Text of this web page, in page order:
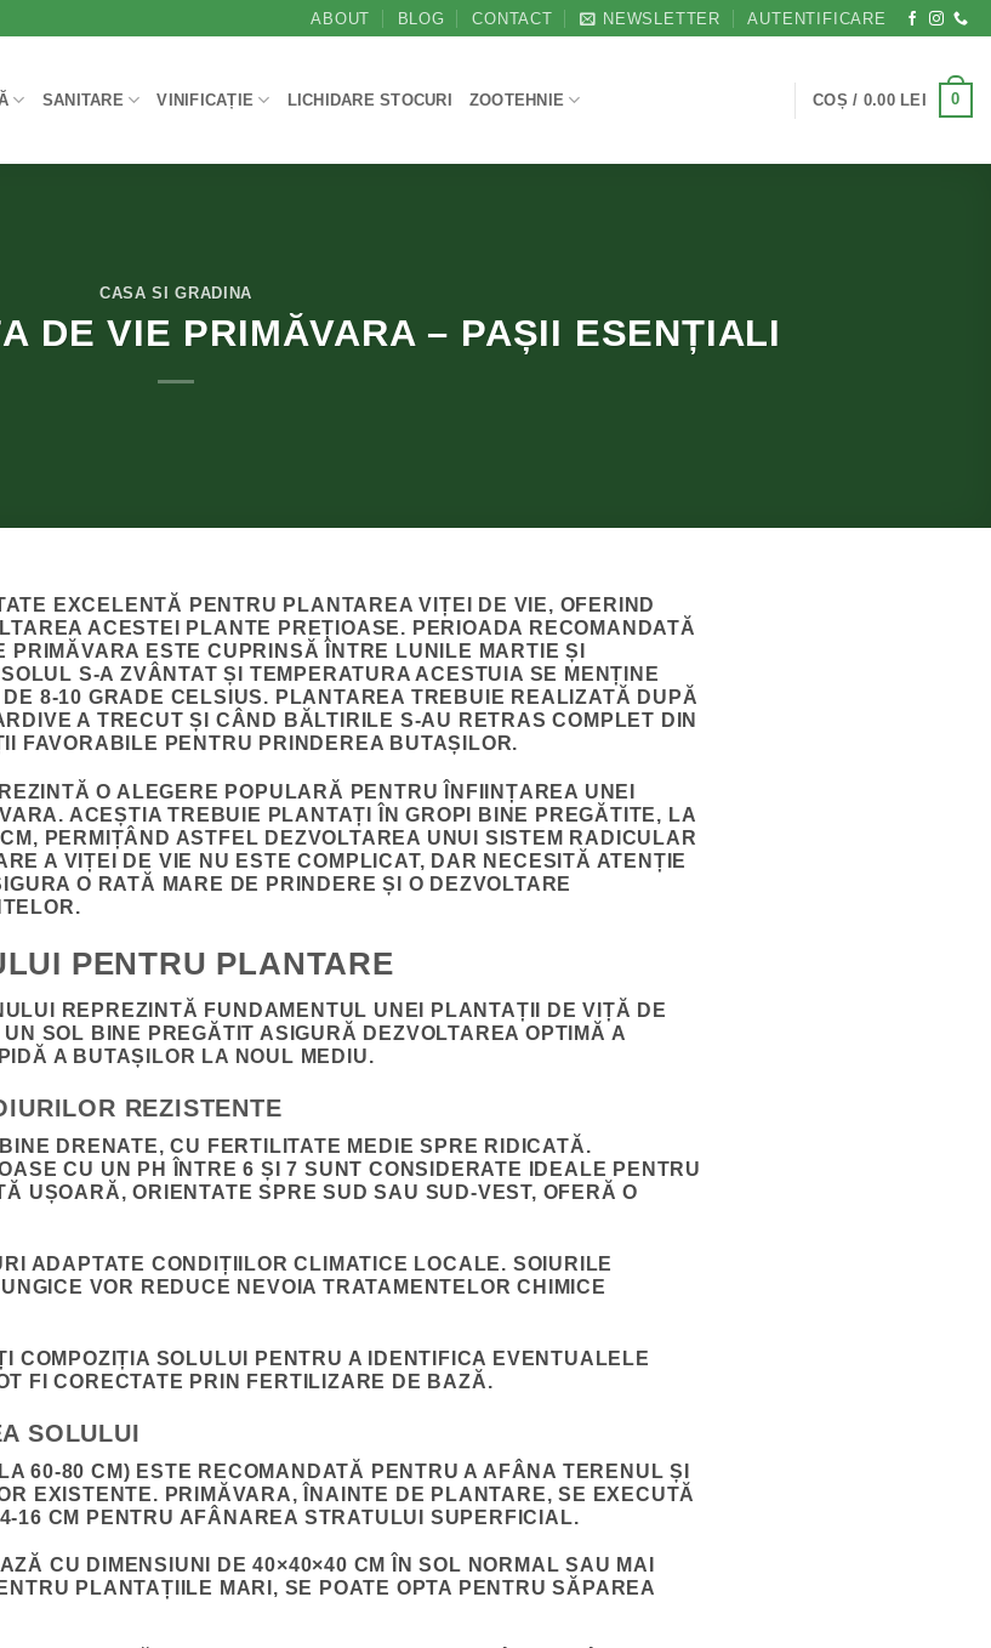
ABOUT BLOG CONTACT NEWSLETTER AUTENTIFICARE
SANITARE VINIFICAȚIE LICHIDARE STOCURI ZOOTEHNIE COȘ / 0.00 LEI 0
CASA SI GRADINA
DE VIE PRIMĂVARA – PAȘII ESENȚIALI
EXCELENTĂ PENTRU PLANTAREA VIȚEI DE VIE, OFERIND
ACESTEI PLANTE PREȚIOASE. PERIOADA RECOMANDATĂ
PRIMĂVARA ESTE CUPRINSĂ ÎNTRE LUNILE MARTIE ȘI
S-A ZVÂNTAT ȘI TEMPERATURA ACESTUIA SE MENȚINE
8-10 GRADE CELSIUS. PLANTAREA TREBUIE REALIZATĂ DUPĂ
A TRECUT ȘI CÂND BĂLTIRILE S-AU RETRAS COMPLET DIN
FAVORABILE PENTRU PRINDEREA BUTAȘILOR.
O ALEGERE POPULARĂ PENTRU ÎNFIINȚAREA UNEI
ACEȘTIA TREBUIE PLANTAȚI ÎN GROPI BINE PREGĂTITE, LA
PERMIȚÂND ASTFEL DEZVOLTAREA UNUI SISTEM RADICULAR
A VIȚEI DE VIE NU ESTE COMPLICAT, DAR NECESITĂ ATENȚIE
O RATĂ MARE DE PRINDERE ȘI O DEZVOLTARE
PENTRU PLANTARE
REPREZINTĂ FUNDAMENTUL UNEI PLANTAȚII DE VIȚĂ DE
SOL BINE PREGĂTIT ASIGURĂ DEZVOLTAREA OPTIMĂ A
A BUTAȘILOR LA NOUL MEDIU.
REZISTENTE
DRENATE, CU FERTILITATE MEDIE SPRE RIDICATĂ.
CU UN PH ÎNTRE 6 ȘI 7 SUNT CONSIDERATE IDEALE PENTRU
UȘOARĂ, ORIENTATE SPRE SUD SAU SUD-VEST, OFERĂ O
ADAPTATE CONDIȚIILOR CLIMATICE LOCALE. SOIURILE
VOR REDUCE NEVOIA TRATAMENTELOR CHIMICE
COMPOZIȚIA SOLULUI PENTRU A IDENTIFICA EVENTUALELE
FI CORECTATE PRIN FERTILIZARE DE BAZĂ.
SOLULUI
60-80 CM) ESTE RECOMANDATĂ PENTRU A AFÂNA TERENUL ȘI
EXISTENTE. PRIMĂVARA, ÎNAINTE DE PLANTARE, SE EXECUTĂ
16 CM PENTRU AFÂNAREA STRATULUI SUPERFICIAL.
CU DIMENSIUNI DE 40×40×40 CM ÎN SOL NORMAL SAU MAI
PLANTAȚIILE MARI, SE POATE OPTA PENTRU SĂPAREA